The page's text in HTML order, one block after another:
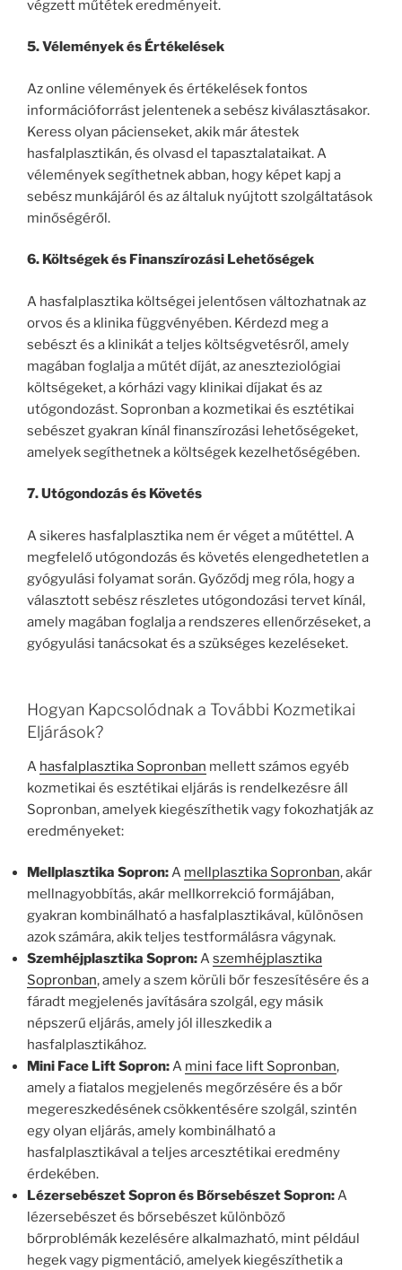
végzett műtétek eredményeit.
5. Vélemények és Értékelések
Az online vélemények és értékelések fontos
információforrást jelentenek a sebész kiválasztásakor.
Keress olyan pácienseket, akik már átestek
hasfalplasztikán, és olvasd el tapasztalataikat. A
vélemények segíthetnek abban, hogy képet kapj a
sebész munkájáról és az általuk nyújtott szolgáltatások
minőségéről.
6. Költségek és Finanszírozási Lehetőségek
A hasfalplasztika költségei jelentősen változhatnak az
orvos és a klinika függvényében. Kérdezd meg a
sebészt és a klinikát a teljes költségvetésről, amely
magában foglalja a műtét díját, az aneszteziológiai
költségeket, a kórházi vagy klinikai díjakat és az
utógondozást. Sopronban a kozmetikai és esztétikai
sebészet gyakran kínál finanszírozási lehetőségeket,
amelyek segíthetnek a költségek kezelhetőségében.
7. Utógondozás és Követés
A sikeres hasfalplasztika nem ér véget a műtéttel. A
megfelelő utógondozás és követés elengedhetetlen a
gyógyulási folyamat során. Győződj meg róla, hogy a
választott sebész részletes utógondozási tervet kínál,
amely magában foglalja a rendszeres ellenőrzéseket, a
gyógyulási tanácsokat és a szükséges kezeléseket.
Hogyan Kapcsolódnak a További Kozmetikai
Eljárások?
A hasfalplasztika Sopronban mellett számos egyéb
kozmetikai és esztétikai eljárás is rendelkezésre áll
Sopronban, amelyek kiegészíthetik vagy fokozhatják az
eredményeket:
Mellplasztika Sopron:A mellplasztika Sopronban, akár
mellnagyobbítás, akár mellkorrekció formájában,
gyakran kombinálható a hasfalplasztikával, különösen
azok számára, akik teljes testformálásra vágynak.
Szemhéjplasztika Sopron:Aszemhéjplasztika
Sopronban, amely a szem körüli bőr feszesítésére és a
fáradt megjelenés javítására szolgál, egy másik
népszerű eljárás, amely jól illeszkedik a
hasfalplasztikához.
Mini Face Lift Sopron:A mini face lift Sopronban,
amely a fiatalos megjelenés megőrzésére és a bőr
megereszkedésének csökkentésére szolgál, szintén
egy olyan eljárás, amely kombinálható a
hasfalplasztikával a teljes arcesztétikai eredmény
érdekében.
Lézersebészet Sopron és Bőrsebészet Sopron:A
lézersebészet és bőrsebészet különböző
bőrproblémák kezelésére alkalmazható, mint például
hegek vagy pigmentáció, amelyek kiegészíthetik a